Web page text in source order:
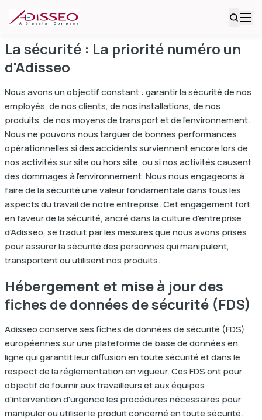
La sécurité : La priorité numéro un
d'Adisseo
Nous avons un objectif constant : garantir la sécurité de nos
employés, de nos clients, de nos installations, de nos
produits, de nos moyens de transport et de l'environnement.
Nous ne pouvons nous targuer de bonnes performances
opérationnelles si des accidents surviennent encore lors de
nos activités sur site ou hors site, ou si nos activités causent
des dommages à l'environnement. Nous nous engageons à
faire de la sécurité une valeur fondamentale dans tous les
aspects du travail de notre entreprise. Cet engagement fort
en faveur de la sécurité, ancré dans la culture d'entreprise
d'Adisseo, se traduit par les mesures que nous avons prises
pour assurer la sécurité des personnes qui manipulent,
transportent ou utilisent nos produits.
Hébergement et mise à jour des
fiches de données de sécurité (FDS)
Adisseo conserve ses fiches de données de sécurité (FDS)
européennes sur une plateforme de base de données en
ligne qui garantit leur diffusion en toute sécurité et dans le
respect de la réglementation en vigueur. Ces FDS ont pour
objectif de fournir aux travailleurs et aux équipes
d'intervention d'urgence les procédures nécessaires pour
manipuler ou utiliser le produit concerné en toute sécurité.